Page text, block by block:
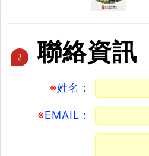
2 聯絡資訊
※姓名：
※EMAIL：